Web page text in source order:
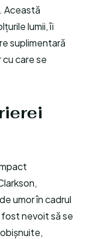
Această
lumii, îi
suplimentară
care se
umor în cadrul
fost nevoit să se